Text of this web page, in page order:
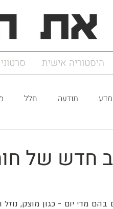
היסטוריה אישית
מדע תודעה חלל
חדש של